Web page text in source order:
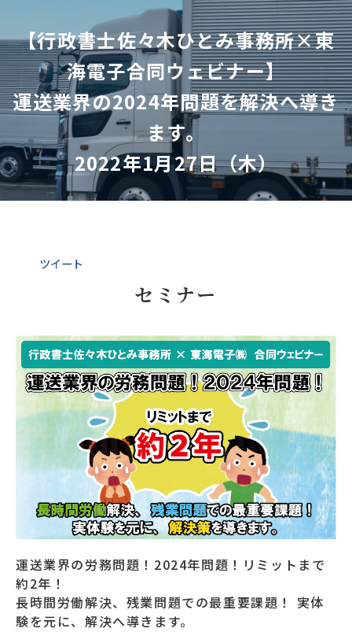
【行政書士佐々木ひとみ事務所×東
海電子合同ウェビナー】
運送業界の2024年問題を解決へ導き
ます。
2022年1月27日（木）
ツイート
セミナー
運送業界の労務問題！2024年問題！リミットまで
約2年！
長時間労働解決、残業問題での最重要課題！ 実体
験を元に、解決へ導きます。